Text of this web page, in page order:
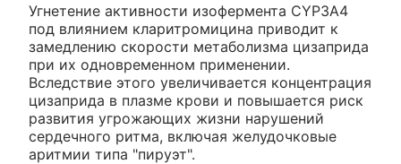
Угнетение активности изофермента CYP3A4
под влиянием кларитромицина приводит к
замедлению скорости метаболизма цизаприда
при их одновременном применении.
Вследствие этого увеличивается концентрация
цизаприда в плазме крови и повышается риск
развития угрожающих жизни нарушений
сердечного ритма, включая желудочковые
аритмии типа "пируэт".